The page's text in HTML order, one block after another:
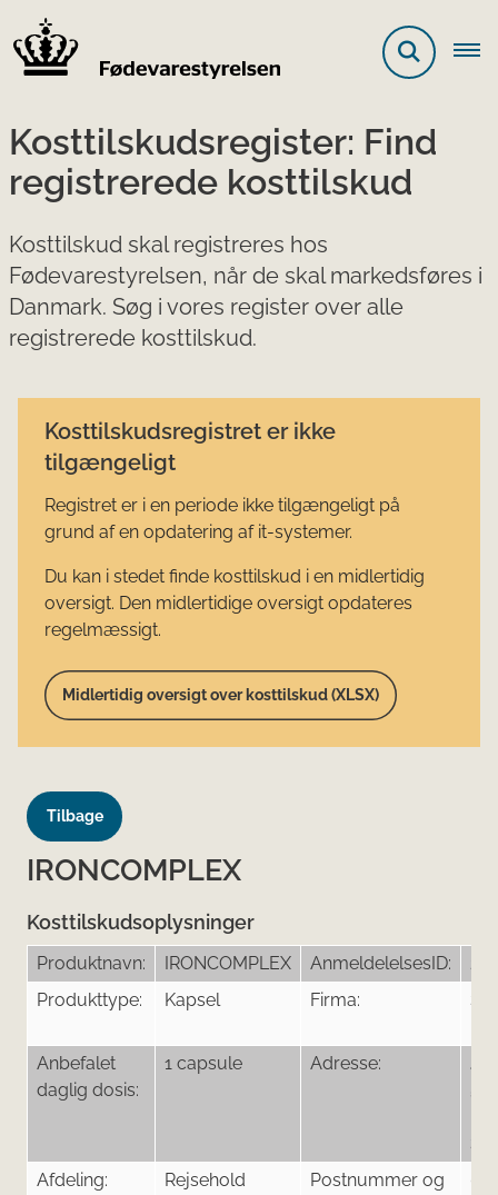
Kosttilskudsregister: Find
registrerede kosttilskud
Kosttilskud skal registreres hos
Fødevarestyrelsen, når de skal markedsføres i
Danmark. Søg i vores register over alle
registrerede kosttilskud.
Kosttilskudsregistret er ikke
tilgængeligt
Registret er i en periode ikke tilgængeligt på
grund af en opdatering af it-systemer.
Du kan i stedet finde kosttilskud i en midlertidig
oversigt. Den midlertidige oversigt opdateres
regelmæssigt.
Midlertidig oversigt over kosttilskud (XLSX)
Tilbage
IRONCOMPLEX
Kosttilskudsoplysninger
Produktnavn: IRONCOMPLEX AnmeldelelsesID:
Produkttype:
Kapsel Firma:
Anbefalet
daglig dosis:
1 capsule Adresse:
Afdeling:
Rejsehold
Postnummer og